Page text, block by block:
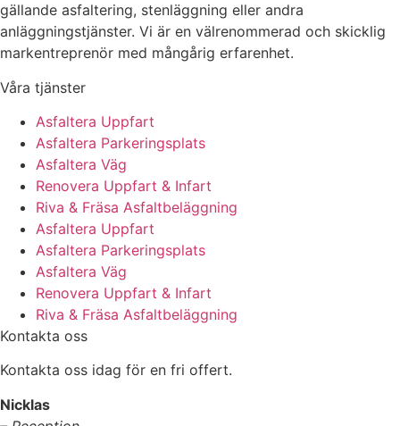
gällande asfaltering, stenläggning eller andra
anläggningstjänster. Vi är en välrenommerad och skicklig
markentreprenör med mångårig erfarenhet.
Våra tjänster
Asfaltera Uppfart
Asfaltera Parkeringsplats
Asfaltera Väg
Renovera Uppfart & Infart
Riva & Fräsa Asfaltbeläggning
Asfaltera Uppfart
Asfaltera Parkeringsplats
Asfaltera Väg
Renovera Uppfart & Infart
Riva & Fräsa Asfaltbeläggning
Kontakta oss
Kontakta oss idag för en fri offert.
Nicklas